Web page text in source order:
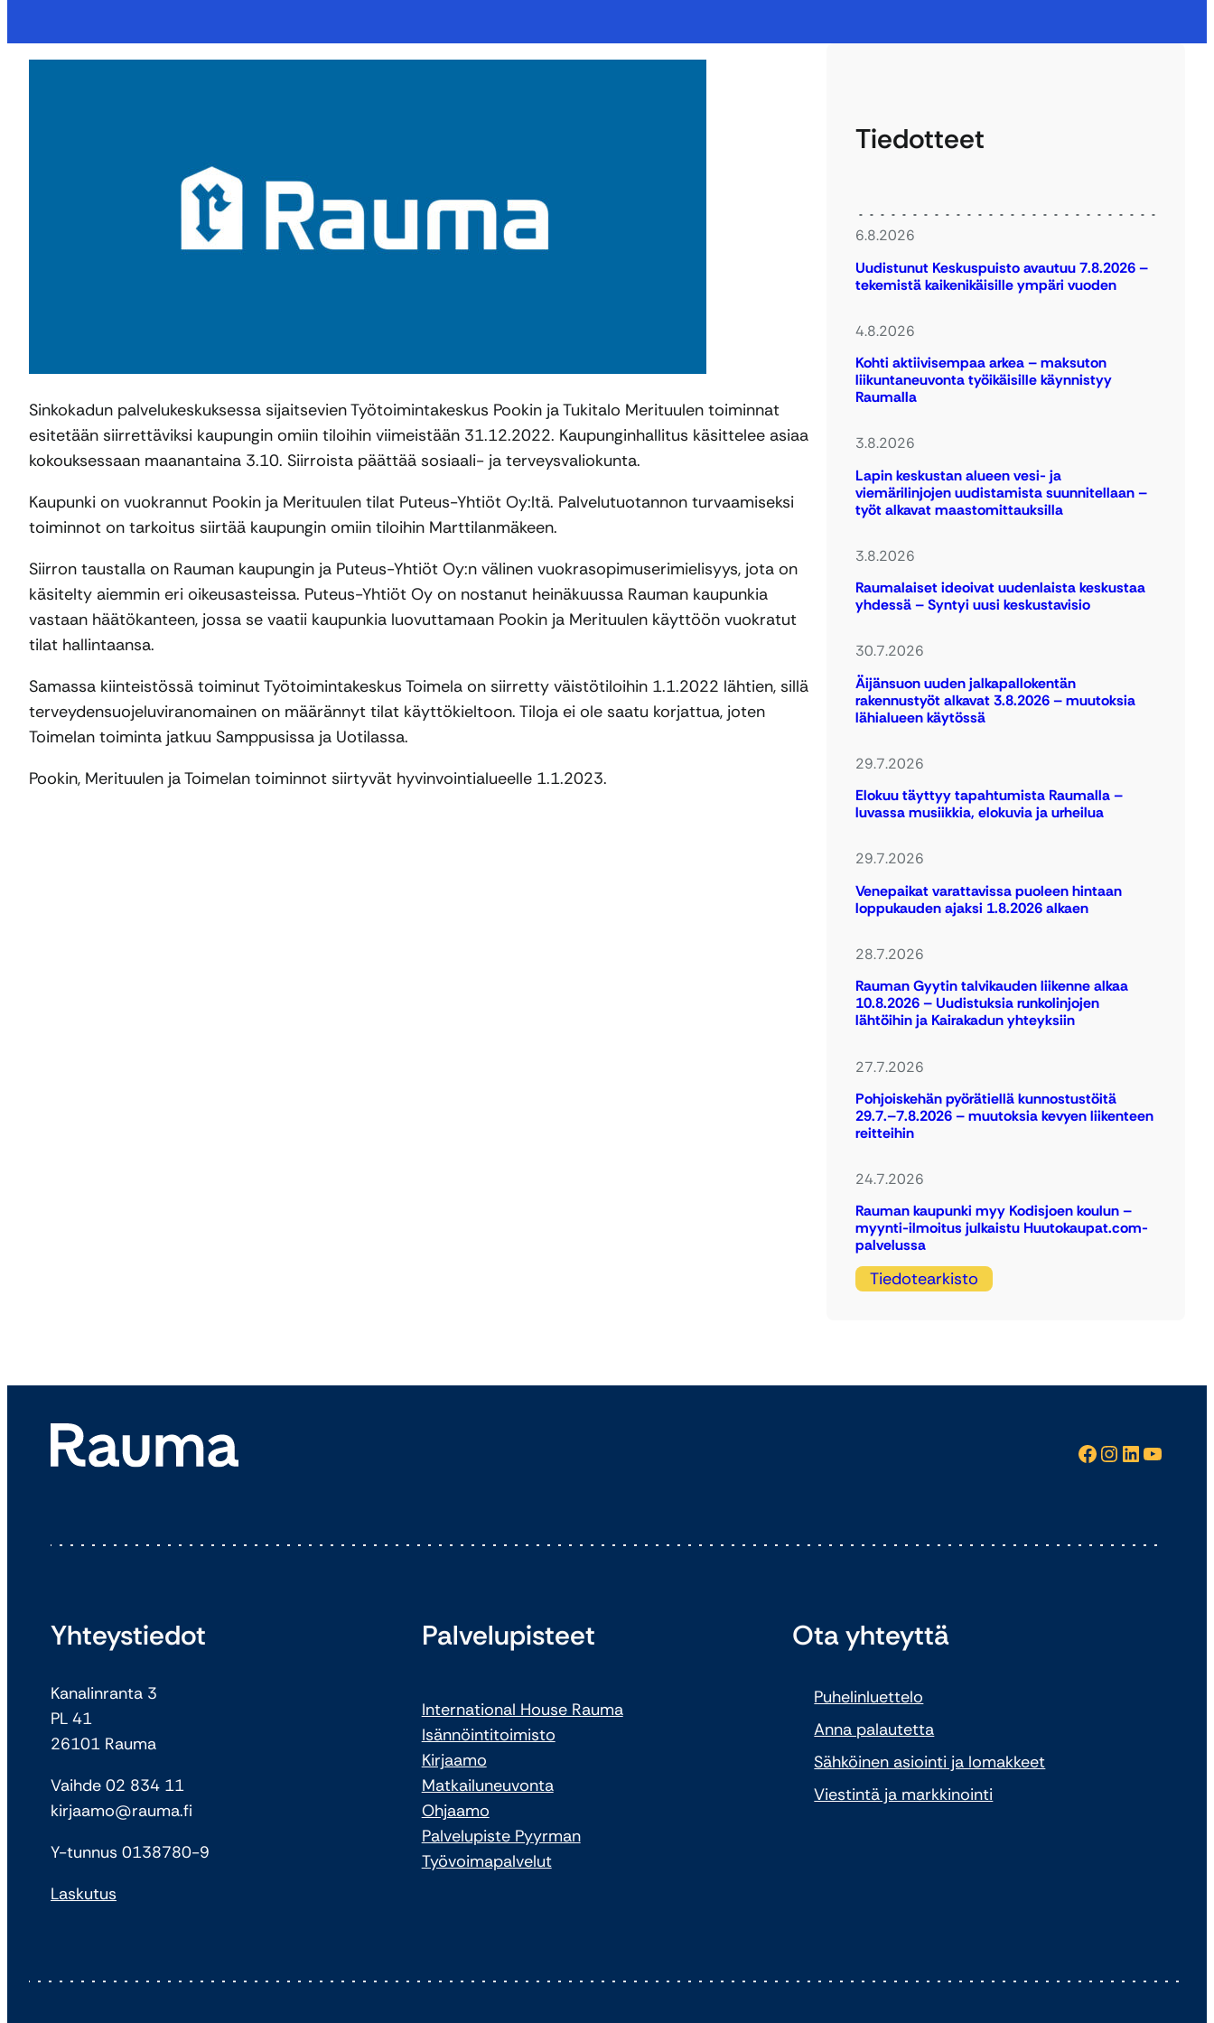
Sinkokadun palvelukeskuksessa sijaitsevien Työtoimintakeskus Pookin ja Tukitalo Merituulen toiminnat
esitetään siirrettäviksi kaupungin omiin tiloihin viimeistään 31.12.2022. Kaupunginhallitus käsittelee asiaa
kokouksessaan maanantaina 3.10. Siirroista päättää sosiaali- ja terveysvaliokunta.
Kaupunki on vuokrannut Pookin ja Merituulen tilat Puteus-Yhtiöt Oy:ltä. Palvelutuotannon turvaamiseksi
toiminnot on tarkoitus siirtää kaupungin omiin tiloihin Marttilanmäkeen.
Siirron taustalla on Rauman kaupungin ja Puteus-Yhtiöt Oy:n välinen vuokrasopimuserimielisyys, jota on
käsitelty aiemmin eri oikeusasteissa. Puteus-Yhtiöt Oy on nostanut heinäkuussa Rauman kaupunkia
vastaan häätökanteen, jossa se vaatii kaupunkia luovuttamaan Pookin ja Merituulen käyttöön vuokratut
tilat hallintaansa.
Samassa kiinteistössä toiminut Työtoimintakeskus Toimela on siirretty väistötiloihin 1.1.2022 lähtien, sillä
terveydensuojeluviranomainen on määrännyt tilat käyttökieltoon. Tiloja ei ole saatu korjattua, joten
Toimelan toiminta jatkuu Samppusissa ja Uotilassa.
Pookin, Merituulen ja Toimelan toiminnot siirtyvät hyvinvointialueelle 1.1.2023.
Tiedotteet
6.8.2026
Uudistunut Keskuspuisto avautuu 7.8.2026 –
tekemistä kaikenikäisille ympäri vuoden
4.8.2026
Kohti aktiivisempaa arkea – maksuton
liikuntaneuvonta työikäisille käynnistyy
Raumalla
3.8.2026
Lapin keskustan alueen vesi- ja
viemärilinjojen uudistamista suunnitellaan –
työt alkavat maastomittauksilla
3.8.2026
Raumalaiset ideoivat uudenlaista keskustaa
yhdessä – Syntyi uusi keskustavisio
30.7.2026
Äijänsuon uuden jalkapallokentän
rakennustyöt alkavat 3.8.2026 – muutoksia
lähialueen käytössä
29.7.2026
Elokuu täyttyy tapahtumista Raumalla –
luvassa musiikkia, elokuvia ja urheilua
29.7.2026
Venepaikat varattavissa puoleen hintaan
loppukauden ajaksi 1.8.2026 alkaen
28.7.2026
Rauman Gyytin talvikauden liikenne alkaa
10.8.2026 – Uudistuksia runkolinjojen
lähtöihin ja Kairakadun yhteyksiin
27.7.2026
Pohjoiskehän pyörätiellä kunnostustöitä
29.7.–7.8.2026 – muutoksia kevyen liikenteen
reitteihin
24.7.2026
Rauman kaupunki myy Kodisjoen koulun –
myynti-ilmoitus julkaistu Huutokaupat.com-
palvelussa
Tiedotearkisto
Facebook InstagramLinkedIn YouTube
Yhteystiedot
Kanalinranta 3
PL 41
26101 Rauma
Vaihde 02 834 11
kirjaamo@rauma.fi
Y-tunnus 0138780-9
Laskutus
Palvelupisteet
International House Rauma
Isännöintitoimisto
Kirjaamo
Matkailuneuvonta
Ohjaamo
Palvelupiste Pyyrman
Työvoimapalvelut
Ota yhteyttä
Puhelinluettelo
Anna palautetta
Sähköinen asiointi ja lomakkeet
Viestintä ja markkinointi